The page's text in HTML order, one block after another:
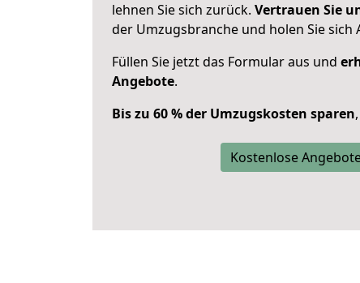
lehnen Sie sich zurück. Vertrauen Sie
der Umzugsbranche und holen Sie sich
Füllen Sie jetzt das Formular aus und
Angebote.
Bis zu 60 % der Umzugskosten sparen
Kostenlose